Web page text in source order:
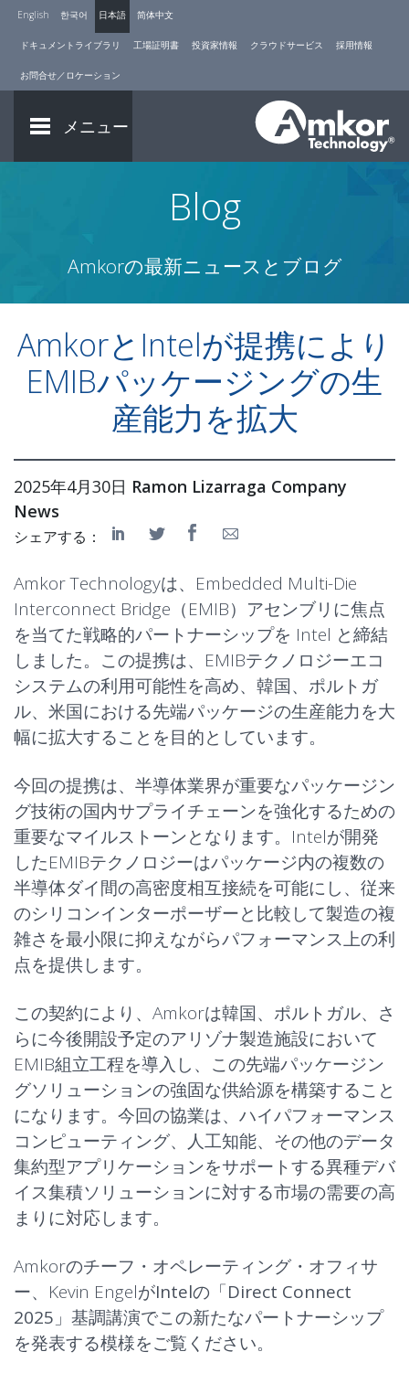
English 한국어 日本語 简体中文
ドキュメントライブラリ 工場証明書 投資家情報 クラウドサービス 採用情報
お問合せ／ロケーション
メニュー
Blog
Amkorの最新ニュースとブログ
AmkorとIntelが提携により
EMIBパッケージングの生
産能力を拡大
2025年4月30日 Ramon Lizarraga Company
News
シェアする：
Amkor Technologyは、Embedded Multi-Die
Interconnect Bridge（EMIB）アセンブリに焦点
を当てた戦略的パートナーシップを Intel と締結
しました。この提携は、EMIBテクノロジーエコ
システムの利用可能性を高め、韓国、ポルトガ
ル、米国における先端パッケージの生産能力を大
幅に拡大することを目的としています。
今回の提携は、半導体業界が重要なパッケージン
グ技術の国内サプライチェーンを強化するための
重要なマイルストーンとなります。Intelが開発
したEMIBテクノロジーはパッケージ内の複数の
半導体ダイ間の高密度相互接続を可能にし、従来
のシリコンインターポーザーと比較して製造の複
雑さを最小限に抑えながらパフォーマンス上の利
点を提供します。
この契約により、Amkorは韓国、ポルトガル、さ
らに今後開設予定のアリゾナ製造施設において
EMIB組立工程を導入し、この先端パッケージン
グソリューションの強固な供給源を構築すること
になります。今回の協業は、ハイパフォーマンス
コンピューティング、人工知能、その他のデータ
集約型アプリケーションをサポートする異種デバ
イス集積ソリューションに対する市場の需要の高
まりに対応します。
Amkorのチーフ・オペレーティング・オフィサ
ー、Kevin EngelがIntelの「Direct Connect
2025」基調講演でこの新たなパートナーシップ
を発表する模様をご覧ください。